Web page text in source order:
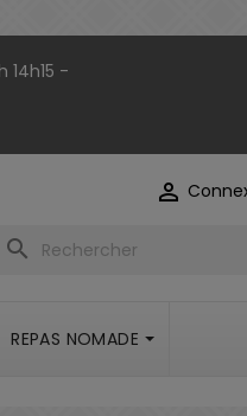
14h15 -

search
REPAS NOMADE